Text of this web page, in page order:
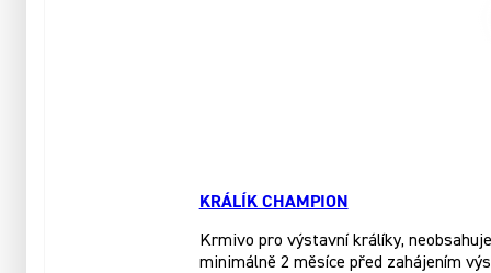
KRÁLÍK CHAMPION
Krmivo pro výstavní králíky,
minimálně 2 měsíce před zahájením